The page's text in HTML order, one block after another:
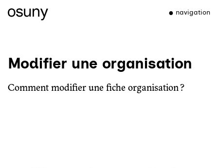
navigation
Modifier une organisation
Comment modifier une fiche organisation ?